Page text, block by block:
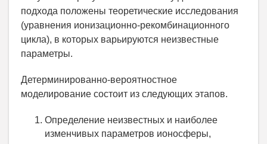
подхода положены теоретические исследования
(уравнения ионизационно-рекомбинационного
цикла), в которых варьируются неизвестные
параметры.
Детерминированно-вероятностное
моделирование состоит из следующих этапов.
Определение неизвестных и наиболее
изменчивых параметров ионосферы,